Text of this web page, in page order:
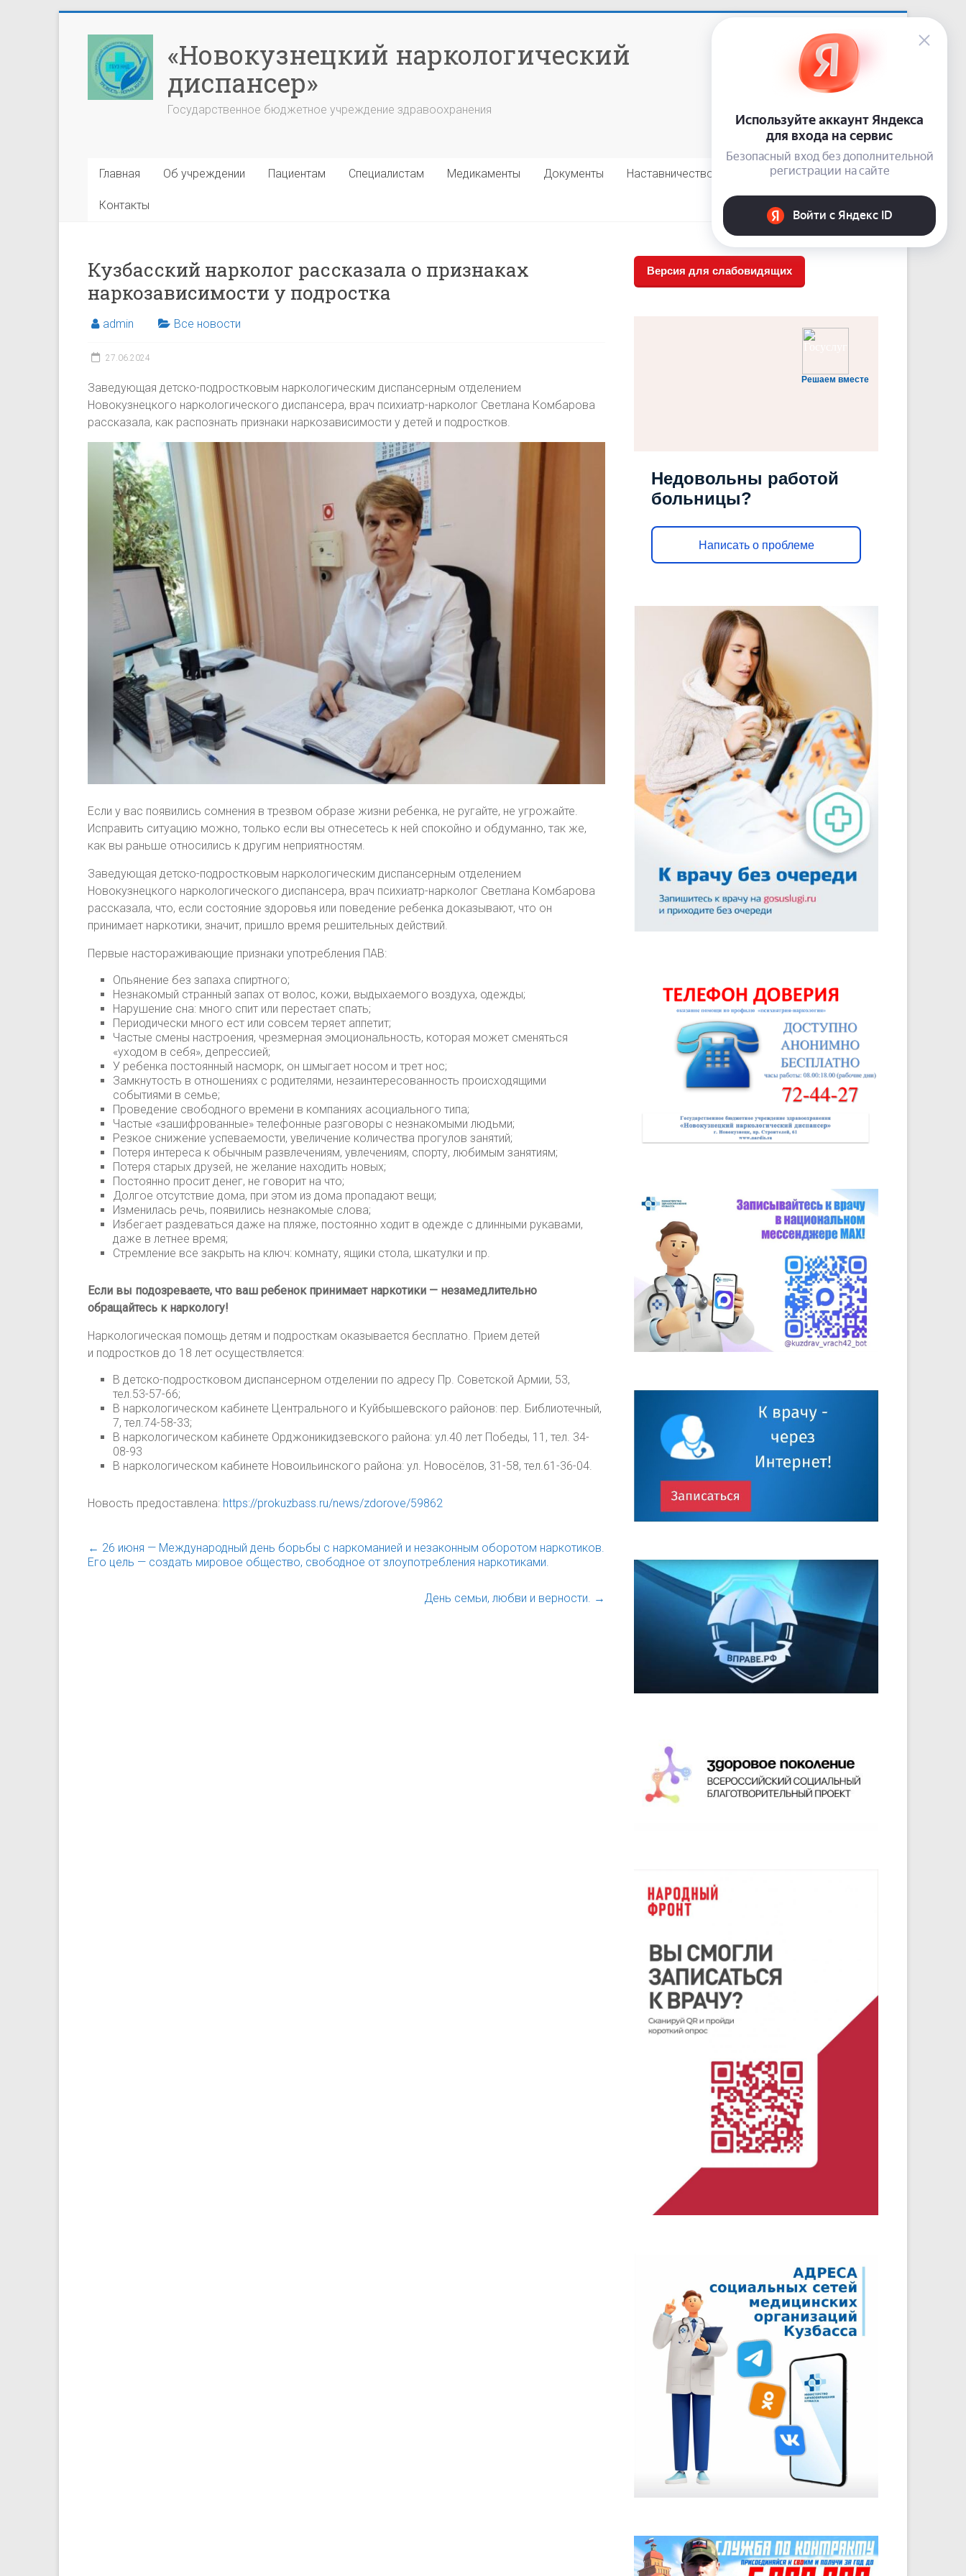
содержимому
«Новокузнецкий наркологический
диспансер»
Государственное бюджетное учреждение здравоохранения
Приемная: +7 (3843) 74-92-62
сайт: nardis.su
10-guz-narkolog@kuzdrav.ru
Главная Об учреждении Пациентам Специалистам Медикаменты Документы Наставничество Отзывы пациентов
Контакты
Кузбасский нарколог рассказала о признаках
наркозависимости у подростка
admin Все новости
27.06.2024
Заведующая детско-подростковым наркологическим диспансерным отделением
Новокузнецкого наркологического диспансера, врач психиатр-нарколог Светлана Комбарова
рассказала, как распознать признаки наркозависимости у детей и подростков.
Если у вас появились сомнения в трезвом образе жизни ребенка, не ругайте, не угрожайте.
Исправить ситуацию можно, только если вы отнесетесь к ней спокойно и обдуманно, так же,
как вы раньше относились к другим неприятностям.
Заведующая детско-подростковым наркологическим диспансерным отделением
Новокузнецкого наркологического диспансера, врач психиатр-нарколог Светлана Комбарова
рассказала, что, если состояние здоровья или поведение ребенка доказывают, что он
принимает наркотики, значит, пришло время решительных действий.
Первые настораживающие признаки употребления ПАВ:
Опьянение без запаха спиртного;
Незнакомый странный запах от волос, кожи, выдыхаемого воздуха, одежды;
Нарушение сна: много спит или перестает спать;
Периодически много ест или совсем теряет аппетит;
Частые смены настроения, чрезмерная эмоциональность, которая может сменяться
«уходом в себя», депрессией;
У ребенка постоянный насморк, он шмыгает носом и трет нос;
Замкнутость в отношениях с родителями, незаинтересованность происходящими
событиями в семье;
Проведение свободного времени в компаниях асоциального типа;
Частые «зашифрованные» телефонные разговоры с незнакомыми людьми;
Резкое снижение успеваемости, увеличение количества прогулов занятий;
Потеря интереса к обычным развлечениям, увлечениям, спорту, любимым занятиям;
Потеря старых друзей, не желание находить новых;
Постоянно просит денег, не говорит на что;
Долгое отсутствие дома, при этом из дома пропадают вещи;
Изменилась речь, появились незнакомые слова;
Избегает раздеваться даже на пляже, постоянно ходит в одежде с длинными рукавами,
даже в летнее время;
Стремление все закрыть на ключ: комнату, ящики стола, шкатулки и пр.
Если вы подозреваете, что ваш ребенок принимает наркотики — незамедлительно
обращайтесь к наркологу!
Наркологическая помощь детям и подросткам оказывается бесплатно. Прием детей
и подростков до 18 лет осуществляется:
В детско-подростковом диспансерном отделении по адресу Пр. Советской Армии, 53,
тел.53-57-66;
В наркологическом кабинете Центрального и Куйбышевского районов: пер. Библиотечный,
7, тел.74-58-33;
В наркологическом кабинете Орджоникидзевского района: ул.40 лет Победы, 11, тел. 34-
08-93
В наркологическом кабинете Новоильинского района: ул. Новосёлов, 31-58, тел.61-36-04.
Новость предоставлена: https://prokuzbass.ru/news/zdorove/59862
← 26 июня — Международный день борьбы с наркоманией и незаконным оборотом наркотиков.
Его цель — создать мировое общество, свободное от злоупотребления наркотиками.
День семьи, любви и верности. →
Версия для слабовидящих